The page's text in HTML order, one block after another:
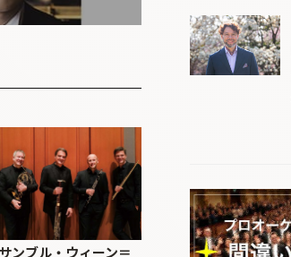
ンブル・ウィーン＝